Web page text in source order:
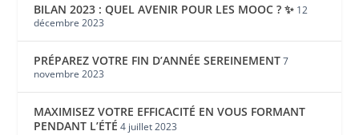
BILAN 2023 : QUEL AVENIR POUR LES MOOC ? ✨ 12
décembre 2023
PRÉPAREZ VOTRE FIN D’ANNÉE SEREINEMENT 7
novembre 2023
MAXIMISEZ VOTRE EFFICACITÉ EN VOUS FORMANT
PENDANT L’ÉTÉ 4 juillet 2023